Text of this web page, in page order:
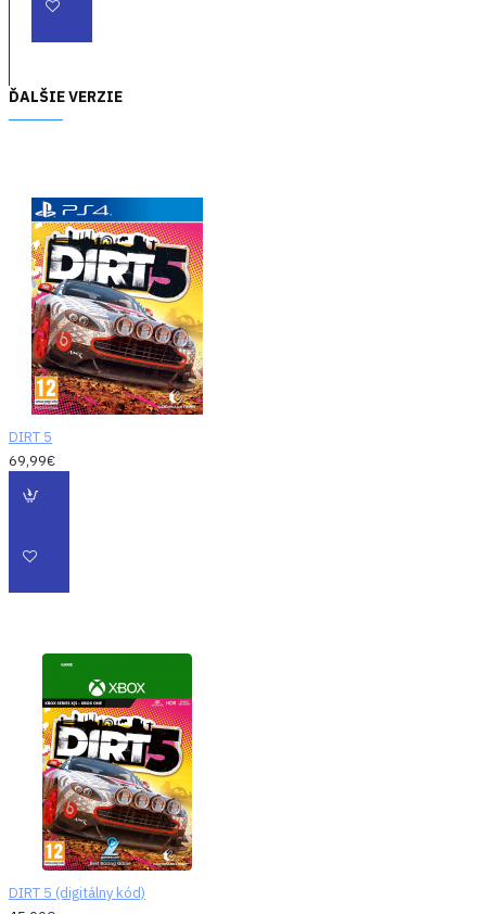
výkonné buginy.
hviezdnej kariéry -
sprevádzať svetovo
uznávaní herci Troy
Baker a Nolan
North. Celý svet vás
bude sledovať, ako
sa z vás pod
vedením ikony stane
nová hviezda
vylepšeného sveta
Súťažte alebo
spolupracujte v
teréne - Lokálne
rozdelená
obrazovka až pre
štyroch hráčov v
offline režimoch
z DIRT 5 dokonalú
ĎALŠIE VERZIE
DIRT 5
69,99€
DIRT 5 (digitálny kód)